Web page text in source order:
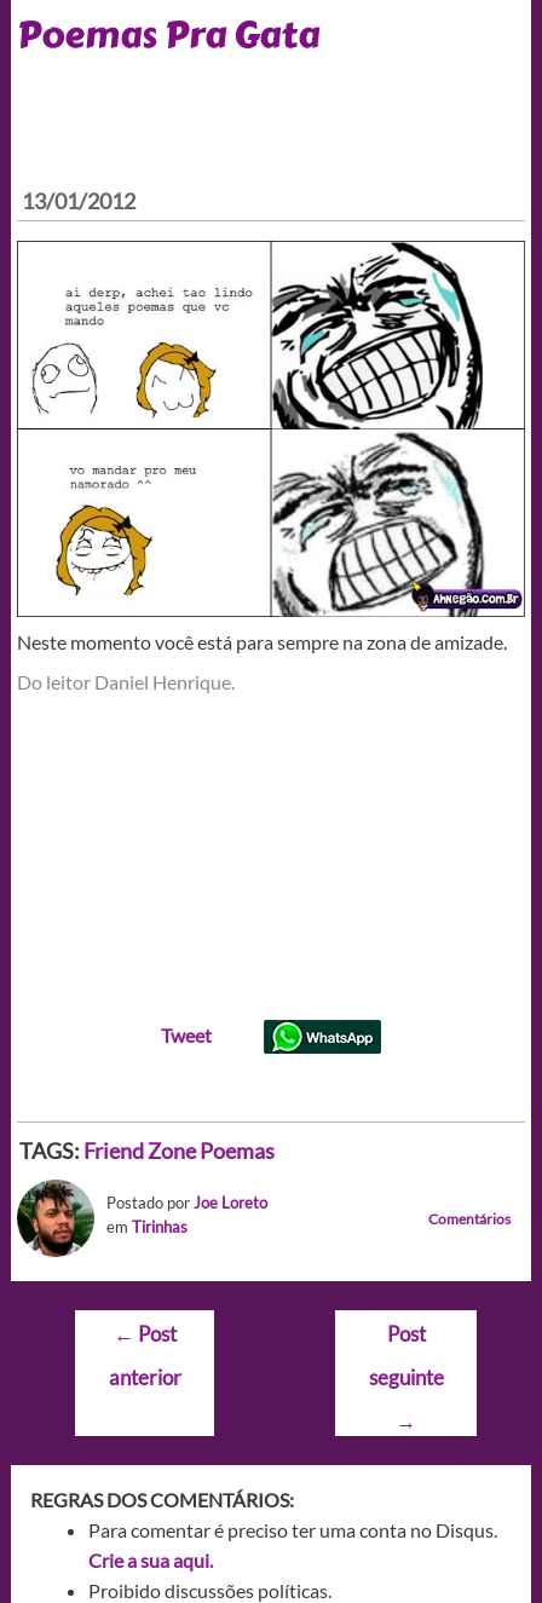
Poemas Pra Gata
13/01/2012
Neste momento você está para sempre na zona de amizade.
Do leitor Daniel Henrique.
Tweet
TAGS: Friend ZonePoemas
Postado porJoe Loreto
em Tirinhas Comentários
Navegação
Post
← Post
anterior
Post
seguinte
→
REGRAS DOS COMENTÁRIOS:
Para comentar é preciso ter uma conta no Disqus.
Crie a sua aqui.
Proibido discussões políticas.